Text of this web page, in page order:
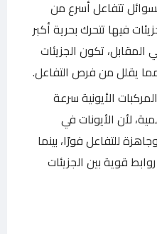
تتفاعل أسرع من
فيها تتحرك بحرية أكبر
تكون الجزيئات
يقلل من فرص التفاعل.
الأيونية سرعة
لأن الأيونات في
للتفاعل فورًا، بينما
قوية بين الجزيئات